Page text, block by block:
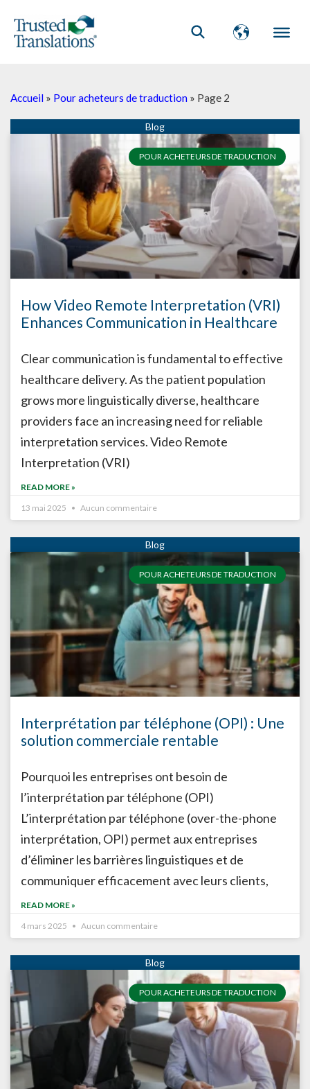
Accueil » Pour acheteurs de traduction » Page 2
POUR ACHETEURS DE TRADUCTION
How Video Remote Interpretation (VRI)
Enhances Communication in Healthcare
Clear communication is fundamental to effective
healthcare delivery. As the patient population
grows more linguistically diverse, healthcare
providers face an increasing need for reliable
interpretation services. Video Remote
Interpretation (VRI)
READ MORE »
13 mai 2025
Aucun commentaire
POUR ACHETEURS DE TRADUCTION
Interprétation par téléphone (OPI) : Une
solution commerciale rentable
Pourquoi les entreprises ont besoin de
l’interprétation par téléphone (OPI)
L’interprétation par téléphone (over-the-phone
interprétation, OPI) permet aux entreprises
d’éliminer les barrières linguistiques et de
communiquer efficacement avec leurs clients,
READ MORE »
4 mars 2025
Aucun commentaire
POUR ACHETEURS DE TRADUCTION
PagePage